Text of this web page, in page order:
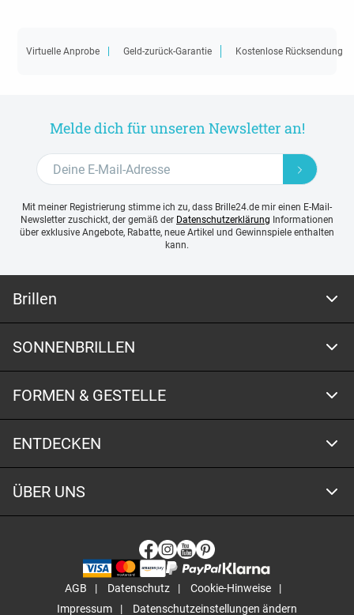
Virtuelle Anprobe Geld-zurück-Garantie Kostenlose Rücksendung
Melde dich für unseren Newsletter an!
Mit meiner Registrierung stimme ich zu, dass Brille24.de mir einen E-Mail-
Newsletter zuschickt, der gemäß der Datenschutzerklärung Informationen
über exklusive Angebote, Rabatte, neue Artikel und Gewinnspiele enthalten
kann.
Brillen
SONNENBRILLEN
FORMEN & GESTELLE
ENTDECKEN
ÜBER UNS
AGB Datenschutz
Cookie-Hinweise
Impressum
Datenschutzeinstellungen ändern